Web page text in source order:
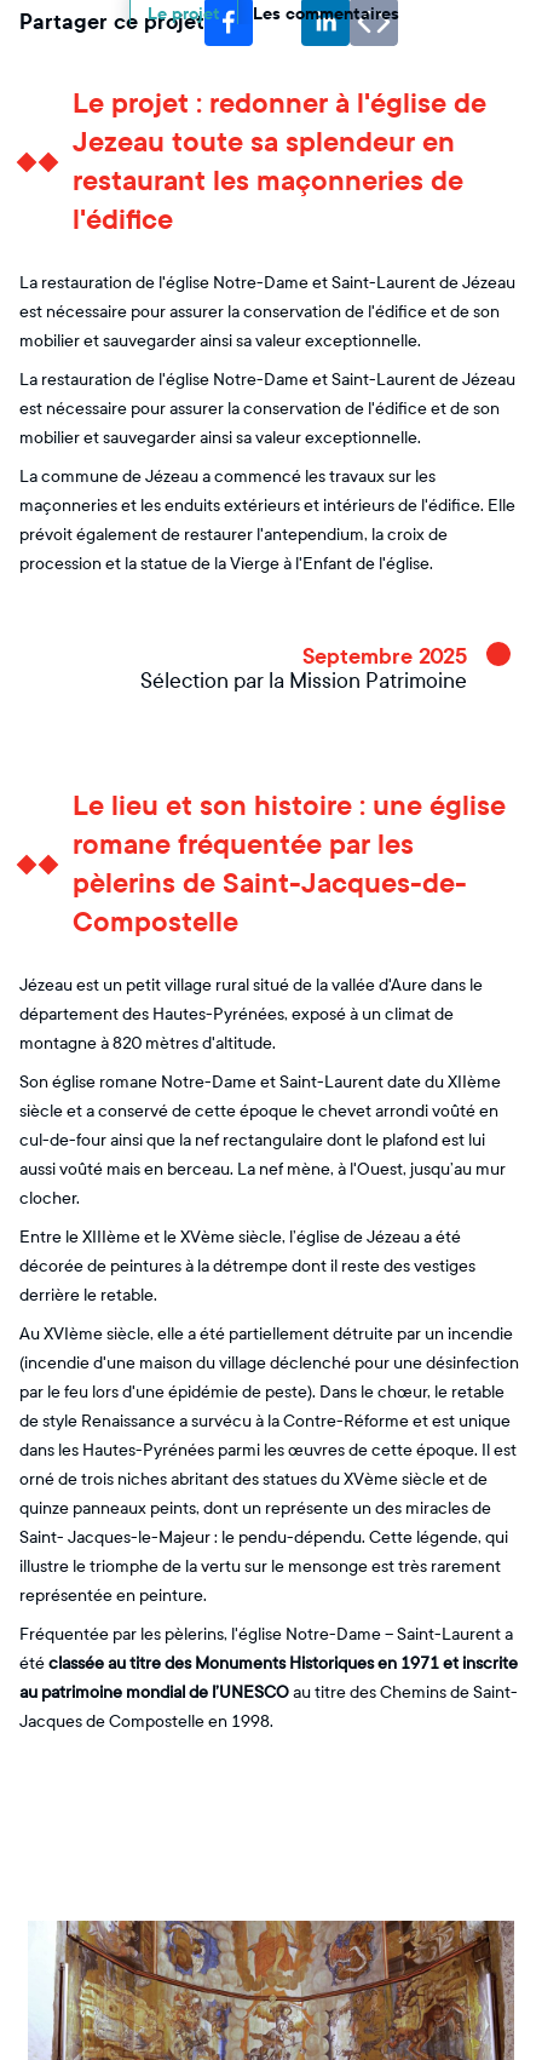
Le projet Les commentaires
Partager ce projet
Le projet : redonner à l'église de
Jezeau toute sa splendeur en
restaurant les maçonneries de
l'édifice
La restauration de l'église Notre-Dame et Saint-Laurent de Jézeau
est nécessaire pour assurer la conservation de l'édifice et de son
mobilier et sauvegarder ainsi sa valeur exceptionnelle.
La restauration de l'église Notre-Dame et Saint-Laurent de Jézeau
est nécessaire pour assurer la conservation de l'édifice et de son
mobilier et sauvegarder ainsi sa valeur exceptionnelle.
La commune de Jézeau a commencé les travaux sur les
maçonneries et les enduits extérieurs et intérieurs de l'édifice. Elle
prévoit également de restaurer l'antependium, la croix de
procession et la statue de la Vierge à l'Enfant de l'église.
Septembre 2025
Sélection par la Mission Patrimoine
Le lieu et son histoire : une église
romane fréquentée par les
pèlerins de Saint-Jacques-de-
Compostelle
Jézeau est un petit village rural situé de la vallée d'Aure dans le
département des Hautes-Pyrénées, exposé à un climat de
montagne à 820 mètres d'altitude.
Son église romane Notre-Dame et Saint-Laurent date du XIIème
siècle et a conservé de cette époque le chevet arrondi voûté en
cul-de-four ainsi que la nef rectangulaire dont le plafond est lui
aussi voûté mais en berceau. La nef mène, à l'Ouest, jusqu’au mur
clocher.
Entre le XIIIème et le XVème siècle, l’église de Jézeau a été
décorée de peintures à la détrempe dont il reste des vestiges
derrière le retable.
Au XVIème siècle, elle a été partiellement détruite par un incendie
(incendie d'une maison du village déclenché pour une désinfection
par le feu lors d'une épidémie de peste). Dans le chœur, le retable
de style Renaissance a survécu à la Contre-Réforme et est unique
dans les Hautes-Pyrénées parmi les œuvres de cette époque. Il est
orné de trois niches abritant des statues du XVème siècle et de
quinze panneaux peints, dont un représente un des miracles de
Saint- Jacques-le-Majeur : le pendu-dépendu. Cette légende, qui
illustre le triomphe de la vertu sur le mensonge est très rarement
représentée en peinture.
Fréquentée par les pèlerins, l'église Notre-Dame – Saint-Laurent a
étéclassée au titre des Monuments Historiques en 1971 et inscrite
au patrimoine mondial de l’UNESCOau titre des Chemins de Saint-
Jacques de Compostelle en 1998.